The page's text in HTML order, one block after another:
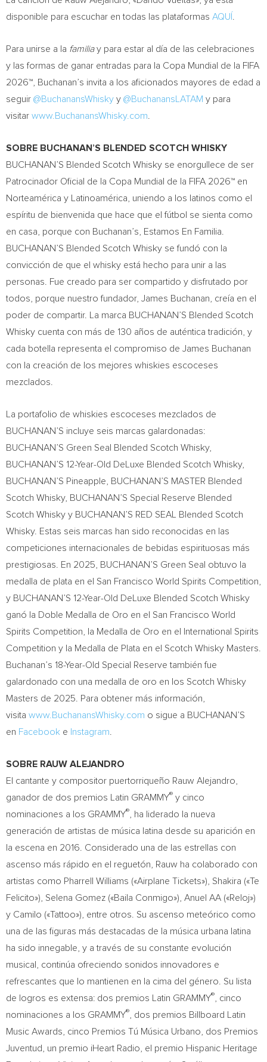
disponible para escuchar en todas las plataformas AQUÍ
Para unirse a la familiay para estar al día de las celebraciones
y las formas de ganar entradas para la Copa Mundial de la FIFA
2026™, Buchanan’s invita a los aficionados mayores de edad a
seguir @BuchanansWhisky y @BuchanansLATAM y para
visitar www.BuchanansWhisky.com
SOBRE BUCHANAN’S BLENDED SCOTCH WHISKY
BUCHANAN’S Blended Scotch Whisky se enorgullece de ser
Patrocinador Oficial de la Copa Mundial de la FIFA 2026™ en
Norteamérica y Latinoamérica, uniendo a los latinos como el
espíritu de bienvenida que hace que el fútbol se sienta como
en casa, porque con Buchanan’s, Estamos En Familia.
BUCHANAN’S Blended Scotch Whisky se fundó con la
convicción de que el whisky está hecho para unir a las
personas. Fue creado para ser compartido y disfrutado por
todos, porque nuestro fundador, James Buchanan, creía en el
poder de compartir. La marca BUCHANAN’S Blended Scotch
Whisky cuenta con más de 130 años de auténtica tradición, y
cada botella representa el compromiso de James Buchanan
con la creación de los mejores whiskies escoceses
mezclados.
La portafolio de whiskies escoceses mezclados de
BUCHANAN’S incluye seis marcas galardonadas:
BUCHANAN’S Green Seal Blended Scotch Whisky,
BUCHANAN’S 12-Year-Old DeLuxe Blended Scotch Whisky,
BUCHANAN’S Pineapple, BUCHANAN’S MASTER Blended
Scotch Whisky, BUCHANAN’S Special Reserve Blended
Scotch Whisky y BUCHANAN’S RED SEAL Blended Scotch
Whisky. Estas seis marcas han sido reconocidas en las
competiciones internacionales de bebidas espirituosas más
prestigiosas. En 2025, BUCHANAN’S Green Seal obtuvo la
medalla de plata en el San Francisco World Spirits Competition,
y BUCHANAN’S 12-Year-Old DeLuxe Blended Scotch Whisky
ganó la Doble Medalla de Oro en el San Francisco World
Spirits Competition, la Medalla de Oro en el International Spirits
Competition y la Medalla de Plata en el Scotch Whisky Masters.
Buchanan’s 18-Year-Old Special Reserve también fue
galardonado con una medalla de oro en los Scotch Whisky
Masters de 2025. Para obtener más información,
visita www.BuchanansWhisky.com o sigue a BUCHANAN’S
en Facebook e Instagram
SOBRE RAUW ALEJANDRO
El cantante y compositor puertorriqueño Rauw Alejandro,
ganador de dos premios Latin GRAMMY® y cinco
nominaciones a los GRAMMY®
, ha liderado la nueva
generación de artistas de música latina desde su aparición en
la escena en 2016. Considerado una de las estrellas con
ascenso más rápido en el reguetón, Rauw ha colaborado con
artistas como Pharrell Williams («Airplane Tickets»), Shakira («Te
Felicito»), Selena Gomez («Baila Conmigo»), Anuel AA («Reloj»)
y Camilo («Tattoo»), entre otros. Su ascenso meteórico como
una de las figuras más destacadas de la música urbana latina
ha sido innegable, y a través de su constante evolución
musical, continúa ofreciendo sonidos innovadores e
refrescantes que lo mantienen en la cima del género. Su lista
de logros es extensa: dos premios Latin GRAMMY®
, cinco
nominaciones a los GRAMMY®
, dos premios Billboard Latin
Music Awards, cinco Premios Tú Música Urbano, dos Premios
Juventud, un premio iHeart Radio, el premio Hispanic Heritage